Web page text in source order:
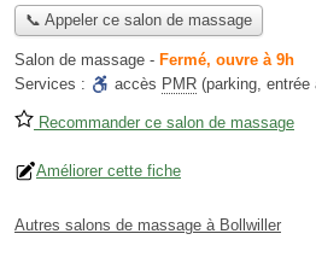
📞 Appeler ce salon de massage
Salon de massage - Fermé, ouvre à 9h
Services :
accès PMR (parking, entrée
Recommander ce salon de massage
Améliorer cette fiche
Autres salons de massage à Bollwiller